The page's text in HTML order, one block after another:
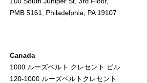
PMB 5161, Philadelphia, PA 19107
Canada
1000 ルーズベルト クレセント ビル
120-1000 ルーズベルトクレセント